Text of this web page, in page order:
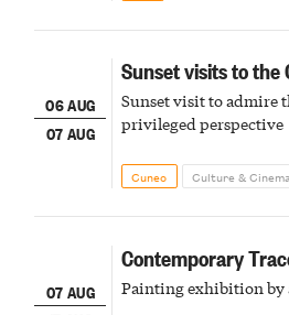
06 AUG
07 AUG
Sunset visits to the
Sunset visit to admire
privileged perspective
Cuneo Culture &
07 AUG
Contemporary
Painting exhibition by